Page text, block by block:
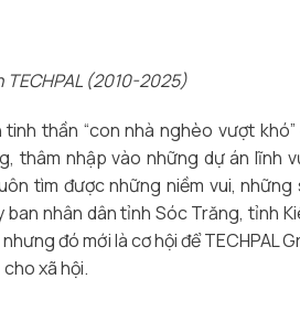
(2010-2025)
thần “con nhà nghèo vượt
thâm nhập vào những dự án lĩnh
tìm được những niềm vui,
nhân dân tỉnh Sóc Trăng, tỉnh
đó mới là cơ hội để TECHPAL
xã hội.